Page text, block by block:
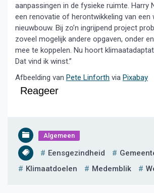
aanpassingen in de fysieke ruimte. Harry
een renovatie of herontwikkeling van een
nieuwbouw. Bij zo’n ingrijpend project
zoveel mogelijk andere opgaven, onder
mee te koppelen. Nu hoort
Dat vind ik winst.”
Afbeelding van Pete Linforth via Pixabay
Reageer
Algemeen
Eensgezindheid
Klimaatdoelen
Medemblik